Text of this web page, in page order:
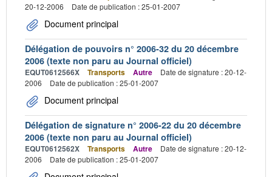
20-12-2006
Date de publication : 25-01-2007
Document principal
Délégation de pouvoirs n° 2006-32 du 20 décembre
2006 (texte non paru au Journal officiel)
EQUT0612566X Transports Autre
Date de signature : 20-12-
2006
Date de publication : 25-01-2007
Document principal
Délégation de signature n° 2006-22 du 20 décembre
2006 (texte non paru au Journal officiel)
EQUT0612562X Transports Autre
Date de signature : 20-12-
2006
Date de publication : 25-01-2007